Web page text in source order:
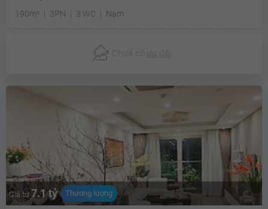
190m²
3PN 3 WC Nam
Chưa có ưu đãi
Giá từ7.1 tỷ Thương lượng